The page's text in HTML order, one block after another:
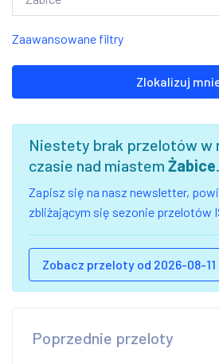
Zaawansowane filtry
Zlokalizuj
Niestety brak przelotów w
czasie nad miastem Żabice.
Zapisz się na nasz newsletter,
zbliżającym się sezonie przelotów
Zobacz przeloty od 2026-08-11
Poprzednie przeloty